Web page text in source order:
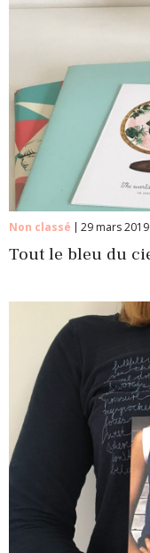
Non classé 29 mars 2019
Tout le bleu du